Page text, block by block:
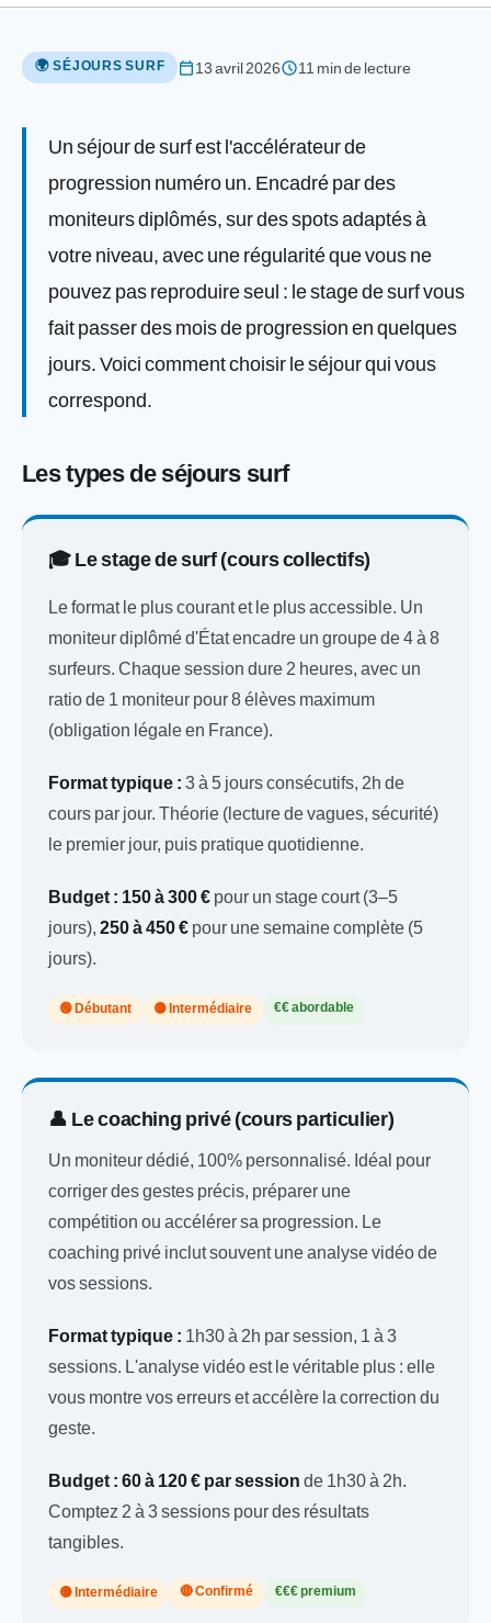
🌍 SÉJOURS SURF calendar_today13 avril 2026schedule11 min de lecture
Un séjour de surf est l'accélérateur de
progression numéro un. Encadré par des
moniteurs diplômés, sur des spots adaptés à
votre niveau, avec une régularité que vous ne
pouvez pas reproduire seul : le stage de surf vous
fait passer des mois de progression en quelques
jours. Voici comment choisir le séjour qui vous
correspond.
Les types de séjours surf
🎓 Le stage de surf (cours collectifs)
Le format le plus courant et le plus accessible. Un
moniteur diplômé d'État encadre un groupe de 4 à 8
surfeurs. Chaque session dure 2 heures, avec un
ratio de 1 moniteur pour 8 élèves maximum
(obligation légale en France).
Format typique :3 à 5 jours consécutifs, 2h de
cours par jour. Théorie (lecture de vagues, sécurité)
le premier jour, puis pratique quotidienne.
Budget : 150 à 300 €pour un stage court (3–5
jours),250 à 450 €pour une semaine complète (5
jours).
🟢 Débutant 🟡 Intermédiaire €€ abordable
👤 Le coaching privé (cours particulier)
Un moniteur dédié, 100% personnalisé. Idéal pour
corriger des gestes précis, préparer une
compétition ou accélérer sa progression. Le
coaching privé inclut souvent une analyse vidéo de
vos sessions.
Format typique : 1h30 à 2h par session, 1 à 3
sessions. L'analyse vidéo est le véritable plus : elle
vous montre vos erreurs et accélère la correction du
geste.
Budget :60 à 120 € par sessionde 1h30 à 2h.
Comptez 2 à 3 sessions pour des résultats
tangibles.
🟡 Intermédiaire 🔴 Confirmé €€€ premium